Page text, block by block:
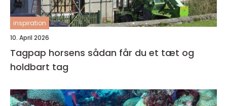
inspiration
10. April 2026
Tagpap horsens sådan får du et tæt og
holdbart tag